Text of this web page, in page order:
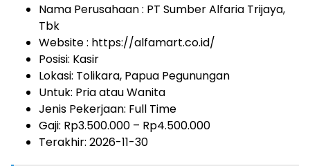
Nama Perusahaan : PT Sumber Alfaria Trijaya,
Tbk
Website : https://alfamart.co.id/
Posisi: Kasir
Lokasi: Tolikara, Papua Pegunungan
Untuk: Pria atau Wanita
Jenis Pekerjaan: Full Time
Gaji: Rp3.500.000 – Rp4.500.000
Terakhir: 2026-11-30